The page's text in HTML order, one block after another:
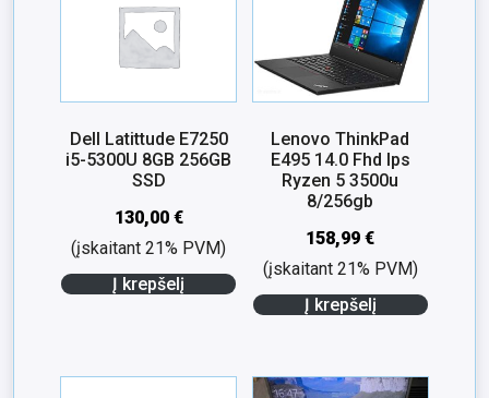
Dell Latittude E7250
i5-5300U 8GB 256GB
SSD
130,00 €
(įskaitant 21% PVM)
Į krepšelį
Lenovo ThinkPad
E495 14.0 Fhd Ips
Ryzen 5 3500u
8/256gb
158,99€
(įskaitant 21% PVM)
Į krepšelį